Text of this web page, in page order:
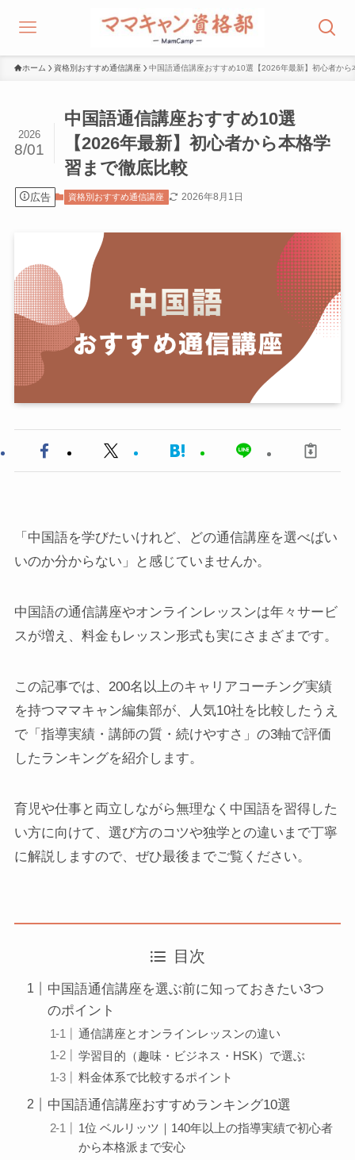
ホーム 資格別おすすめ通信講座 中国語通信講座おすすめ10選【2026年最新】初心者から
中国語通信講座おすすめ10選
【2026年最新】初心者から本格学
習まで徹底比較
2026
8/01
広告 資格別おすすめ通信講座 2026年8月1日
「中国語を学びたいけれど、どの通信講座を選べばい
いのか分からない」と感じていませんか。
中国語の通信講座やオンラインレッスンは年々サービ
スが増え、料金もレッスン形式も実にさまざまです。
この記事では、200名以上のキャリアコーチング実績
を持つママキャン編集部が、人気10社を比較したうえ
で「指導実績・講師の質・続けやすさ」の3軸で評価
したランキングを紹介します。
育児や仕事と両立しながら無理なく中国語を習得した
い方に向けて、選び方のコツや独学との違いまで丁寧
に解説しますので、ぜひ最後までご覧ください。
目次
中国語通信講座を選ぶ前に知っておきたい3つ
のポイント
通信講座とオンラインレッスンの違い
学習目的（趣味・ビジネス・HSK）で選ぶ
料金体系で比較するポイント
中国語通信講座おすすめランキング10選
1位 ベルリッツ｜140年以上の指導実績で初心者
から本格派まで安心